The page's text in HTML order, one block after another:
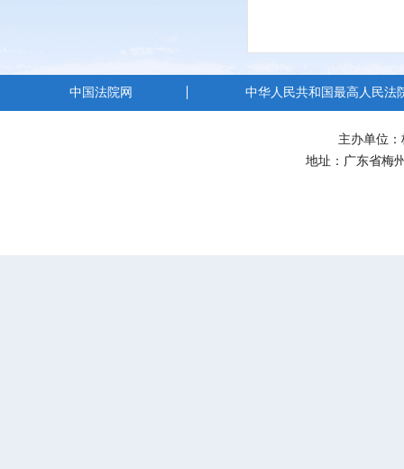
中国法院网 中华人民共和国最高人民法
主办单位
地址：广东省